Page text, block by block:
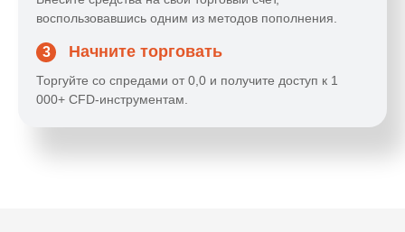
воспользовавшись одним из методов пополнения.
3 Начните торговать
Торгуйте со спредами от 0,0 и получите доступ к 1
000+ CFD-инструментам.